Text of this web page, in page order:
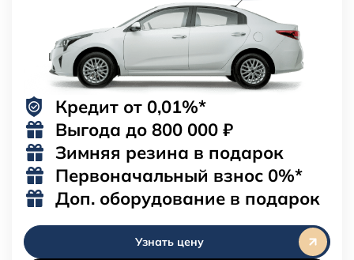
Кредит от 0,01%*
Выгода до 800 000 ₽
Зимняя резина в подарок
Первоначальный взнос 0%*
Доп. оборудование в подарок
Узнать цену